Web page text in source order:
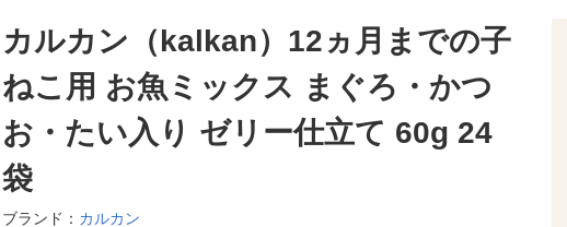
カルカン（kalkan）12ヵ月までの子
ねこ用 お魚ミックス まぐろ・かつ
お・たい入り ゼリー仕立て 60g 24
袋
ブランド： カルカン